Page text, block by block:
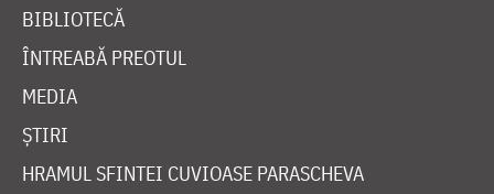
BIBLIOTECĂ
ÎNTREABĂ PREOTUL
MEDIA
ȘTIRI
HRAMUL SFINTEI CUVIOASE PARASCHEVA